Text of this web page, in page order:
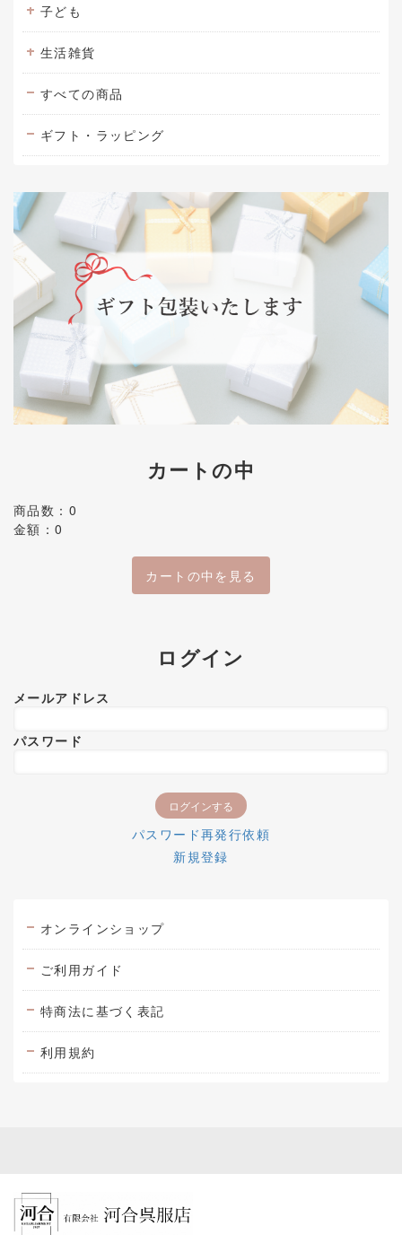
子ども
生活雑貨
すべての商品
ギフト・ラッピング
カートの中
商品数：0
金額：0
カートの中を見る
ログイン
メールアドレス
パスワード
パスワード再発行依頼
新規登録
オンラインショップ
ご利用ガイド
特商法に基づく表記
利用規約